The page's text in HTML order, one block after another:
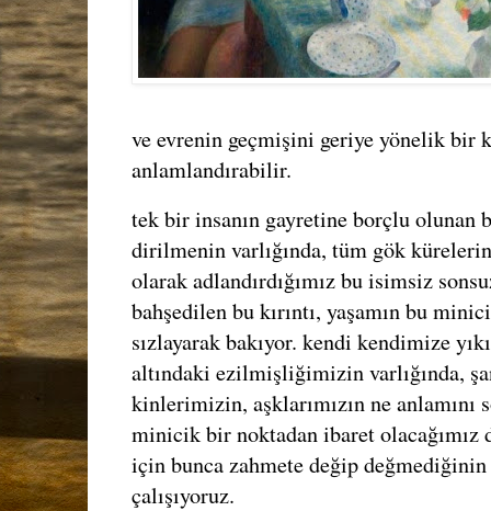
ve evrenin geçmişini geriye yönelik bir
anlamlandırabilir.
tek bir insanın gayretine borçlu olunan
dirilmenin varlığında, tüm gök
olarak adlandırdığımız bu isimsiz
bahşedilen bu kırıntı, yaşamın bu
sızlayarak bakıyor. kendi kendimize
altındaki ezilmişliğimizin varlığında,
kinlerimizin, aşklarımızın ne anlamını
minicik bir noktadan ibaret olacağımız
için bunca zahmete değip değmediğinin
çalışıyoruz.